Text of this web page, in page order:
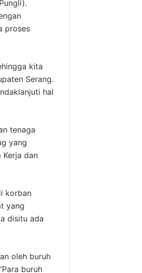
proses
kita
Serang.
hal
tenaga
yang
dan
korban
yang
disitu ada
oleh buruh
buruh